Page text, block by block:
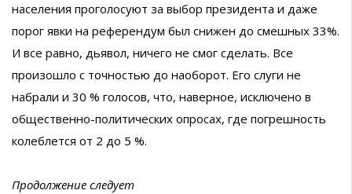
населения проголосуют за выбор президента и даже
порог явки на референдум был снижен до смешных 33%.
И все равно, дьявол, ничего не смог сделать. Все
произошло с точностью до наоборот. Его слуги не
набрали и 30 % голосов, что, наверное, исключено в
общественно-политических опросах, где погрешность
колеблется от 2 до 5 %.
Продолжение следует